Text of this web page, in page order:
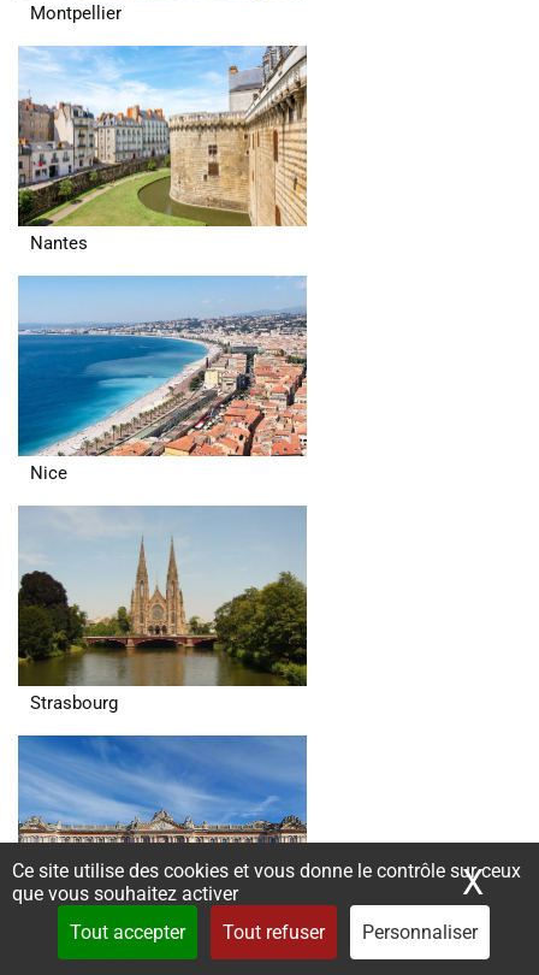
Ce site utilise des cookies et vous donne le contrôle sur ceux
que vous souhaitez activer
Tout accepter
Tout refuser Personnaliser
X
Montpellier
Nantes
Nice
Strasbourg
Toulouse